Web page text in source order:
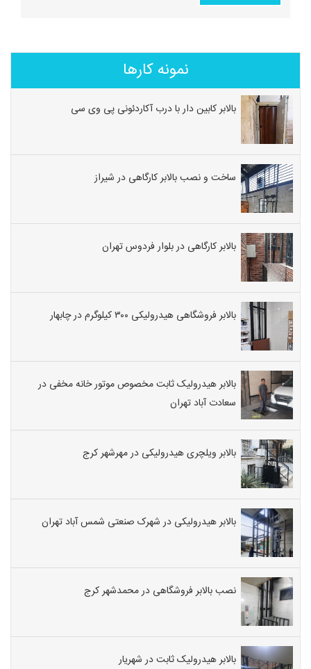
نمونه کارها
بالابر کابین دار با درب آکاردئونی پی وی سی
ساخت و نصب بالابر کارگاهی در شیراز
بالابر کارگاهی در بلوار فردوس تهران
بالابر فروشگاهی هیدرولیکی ۳۰۰ کیلوگرم در چابهار
بالابر هیدرولیک ثابت مخصوص موتور خانه مخفی در
سعادت آباد تهران
بالابر ویلچری هیدرولیکی در مهرشهر کرج
بالابر هیدرولیکی در شهرک صنعتی شمس آباد تهران
نصب بالابر فروشگاهی در محمدشهر کرج
بالابر هیدرولیک ثابت در شهریار